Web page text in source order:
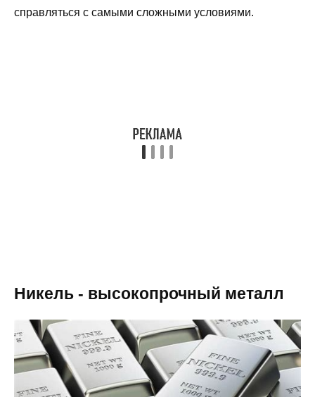
справляться с самыми сложными условиями.
Никель - высокопрочный металл